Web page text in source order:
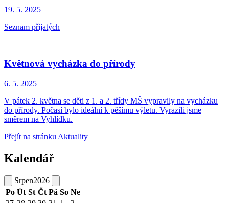
19. 5. 2025
Seznam přijatých
Květnová vycházka do přírody
6. 5. 2025
V pátek 2. května se děti z 1. a 2. třídy MŠ vypravily na vycházku
do přírody. Počasí bylo ideální k pěšímu výletu. Vyrazili jsme
směrem na Vyhlídku.
Přejít na stránku Aktuality
Kalendář
Srpen2026
Po Út St Čt Pá So Ne